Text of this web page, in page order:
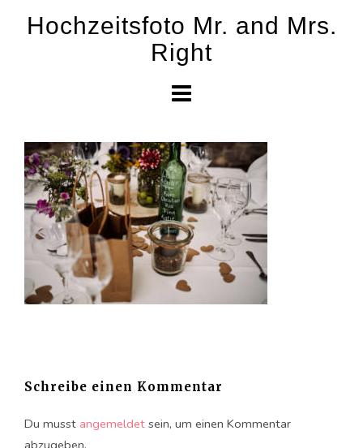
Hochzeitsfoto Mr. and Mrs.
Right
Schreibe einen Kommentar
Du musst angemeldet sein, um einen Kommentar
abzugeben.